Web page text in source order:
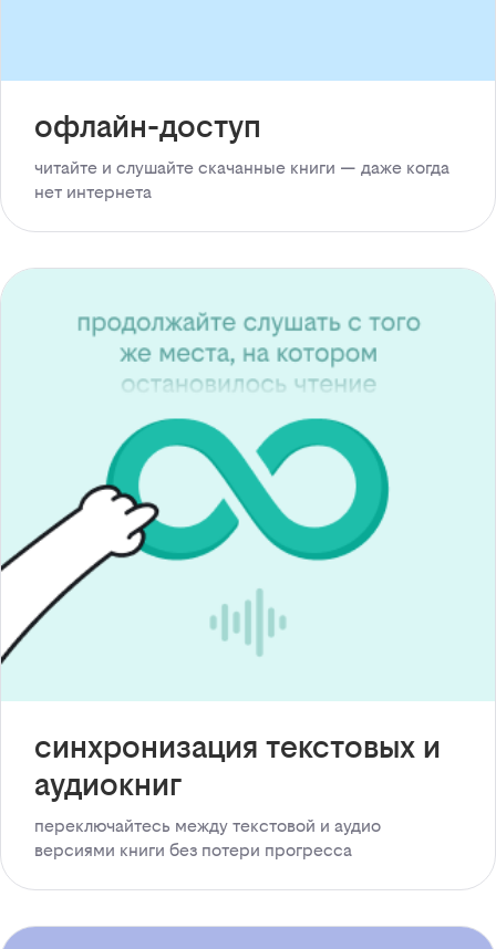
офлайн-доступ
читайте и слушайте скачанные книги — даже когда
нет интернета
синхронизация текстовых и
аудиокниг
переключайтесь между текстовой и аудио
версиями книги без потери прогресса